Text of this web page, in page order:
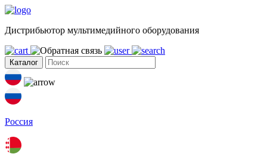
Дистрибьютор мультимедийного оборудования
Каталог
Россия